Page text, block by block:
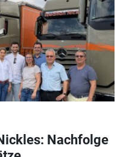
Nachfolge